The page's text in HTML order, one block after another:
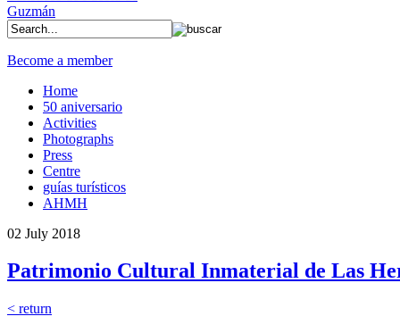
Become a member
Home
50 aniversario
Activities
Photographs
Press
Centre
guías turísticos
AHMH
02 July 2018
Patrimonio Cultural Inmaterial de Las
< return